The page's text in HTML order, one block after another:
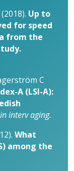
Up to
for speed
from the
C
A (LSI-A):
interv aging.
What
among the